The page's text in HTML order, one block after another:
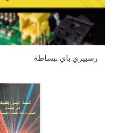
رسبيري باي ببساطة